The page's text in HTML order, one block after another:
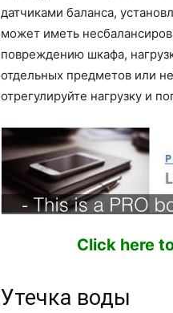
датчиками баланса,
может иметь
повреждению шкафа,
отдельных предметов или
отрегулируйте нагрузку и
Click here
Утечка воды